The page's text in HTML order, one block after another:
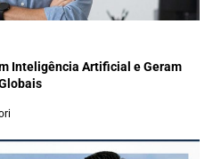
Inteligência Artificial e Geram